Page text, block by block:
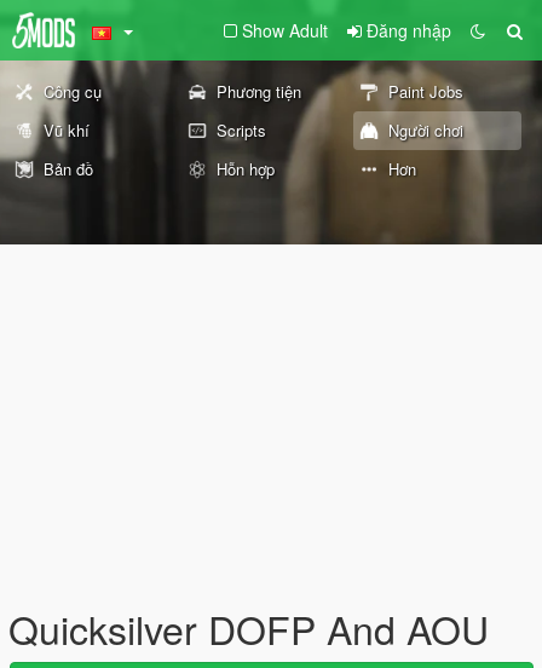
Show Adult Đăng nhập
Công cụ Phương tiện
Paint Jobs
Vũ khí
Scripts
Người chơi
Bản đồ
Hỗn hợp Hơn
Quicksilver DOFP And AOU